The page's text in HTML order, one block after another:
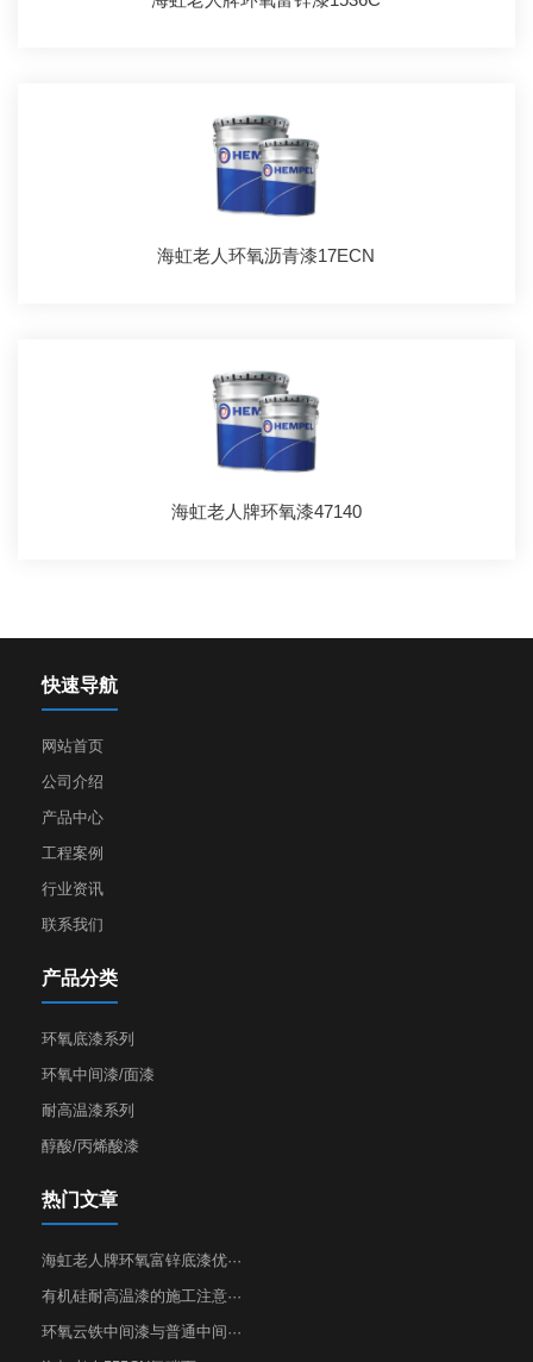
海虹老人环氧沥青漆17ECN
海虹老人牌环氧漆47140
快速导航
网站首页
公司介绍
产品中心
工程案例
行业资讯
联系我们
产品分类
环氧底漆系列
环氧中间漆/面漆
耐高温漆系列
醇酸/丙烯酸漆
热门文章
海虹老人牌环氧富锌底漆优···
有机硅耐高温漆的施工注意···
环氧云铁中间漆与普通中间···